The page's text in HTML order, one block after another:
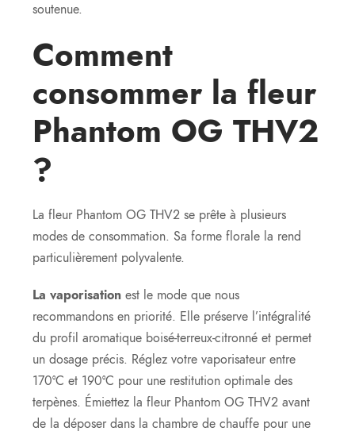
soutenue.
Comment
consommer la fleur
Phantom OG THV2
?
La fleur Phantom OG THV2 se prête à plusieurs
modes de consommation. Sa forme florale la rend
particulièrement polyvalente.
La vaporisation est le mode que nous
recommandons en priorité. Elle préserve l’intégralité
du profil aromatique boisé-terreux-citronné et permet
un dosage précis. Réglez votre vaporisateur entre
170°C et 190°C pour une restitution optimale des
terpènes. Émiettez la fleur Phantom OG THV2 avant
de la déposer dans la chambre de chauffe pour une